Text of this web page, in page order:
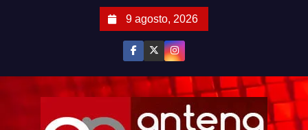
9 agosto, 2026